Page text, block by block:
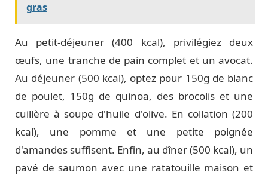
gras
Au petit-déjeuner (400 kcal), privilégiez deux
œufs, une tranche de pain complet et un avocat.
Au déjeuner (500 kcal), optez pour 150g de blanc
de poulet, 150g de quinoa, des brocolis et une
cuillère à soupe d'huile d'olive. En collation (200
kcal), une pomme et une petite poignée
d'amandes suffisent. Enfin, au dîner (500 kcal), un
pavé de saumon avec une ratatouille maison et